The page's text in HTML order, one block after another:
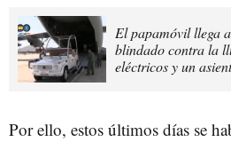
El papamóvil llega
blindado contra la
eléctricos y un
Por ello, estos últimos días se